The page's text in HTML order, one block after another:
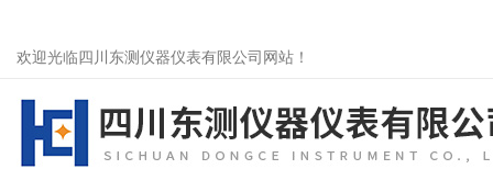
欢迎光临四川东测仪器仪表有限公司网站！